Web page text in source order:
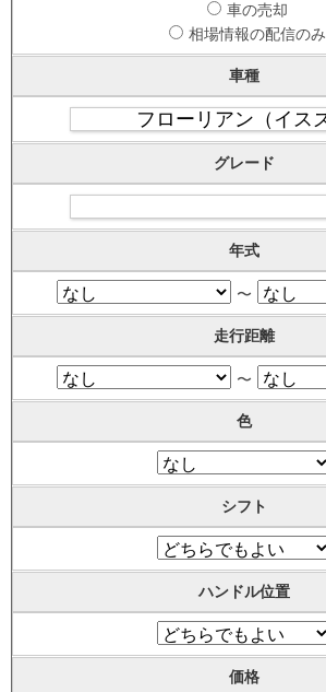
車の売却
相場情報の配信のみ
車種
グレード
年式
〜
走行距離
〜
色
シフト
ハンドル位置
価格